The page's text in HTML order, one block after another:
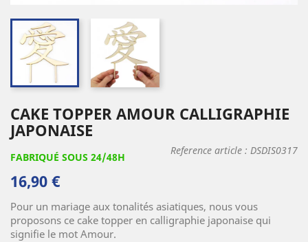
CAKE TOPPER AMOUR CALLIGRAPHIE
JAPONAISE
FABRIQUÉ SOUS 24/48H
Reference article : DSDIS0317
16,90 €
Pour un mariage aux tonalités asiatiques, nous vous
proposons ce cake topper en calligraphie japonaise qui
signifie le mot Amour.